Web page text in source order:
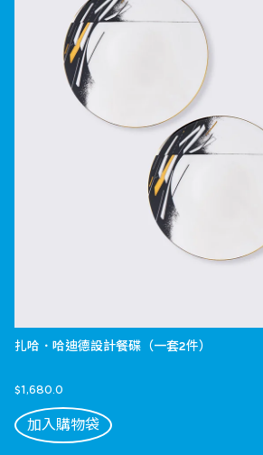
扎哈．哈迪德設計餐碟（一套2件）
$1,680.0
加入購物袋